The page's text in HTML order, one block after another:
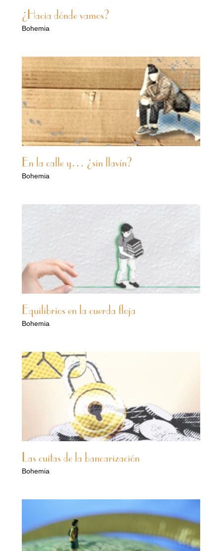
¿Hacia dónde vamos?
Bohemia
En la calle y… ¿sin llavín?
Bohemia
Equilibrios en la cuerda floja
Bohemia
Las cuitas de la bancarización
Bohemia